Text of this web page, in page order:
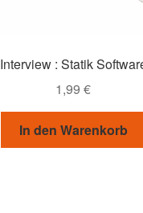
Interview : Statik
1,99 €
In den Warenkorb